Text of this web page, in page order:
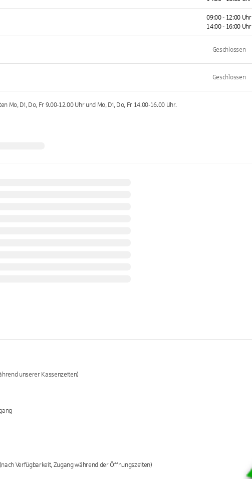
09:00 - 12:00 Uhr
14:00 - 16:00 Uhr
Geschlossen
Geschlossen
Mo, Di, Do, Fr 9.00-12.00 Uhr und Mo, Di, Do, Fr 14.00-16.00 Uhr.
unserer Kassenzeiten)
Verfügbarkeit, Zugang während der Öffnungszeiten)